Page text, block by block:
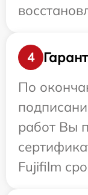
4
По
работ Вы
Fujifilm